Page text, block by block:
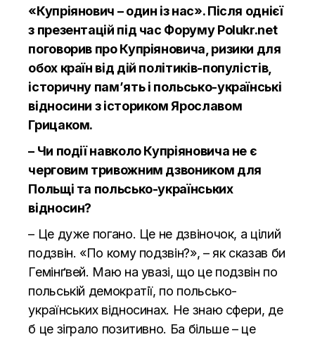
«Купріянович – один із нас». Після однієї
з презентацій під час ФорумуPolukr.net
поговорив про Купріяновича, ризики для
обох країн від дій політиків-популістів,
історичну пам’ять і польсько-українські
відносини з істориком Ярославом
Грицаком.
– Чи події навколо Купріяновича не є
черговим тривожним дзвоником для
Польщі та польсько-українських
відносин?
– Це дуже погано. Це не дзвіночок, а цілий
подзвін. «По кому подзвін?», – як сказав би
Гемінґвей. Маю на увазі, що це подзвін по
польській демократії, по польсько-
українських відносинах. Не знаю сфери, де
б це зіграло позитивно. Ба більше – це